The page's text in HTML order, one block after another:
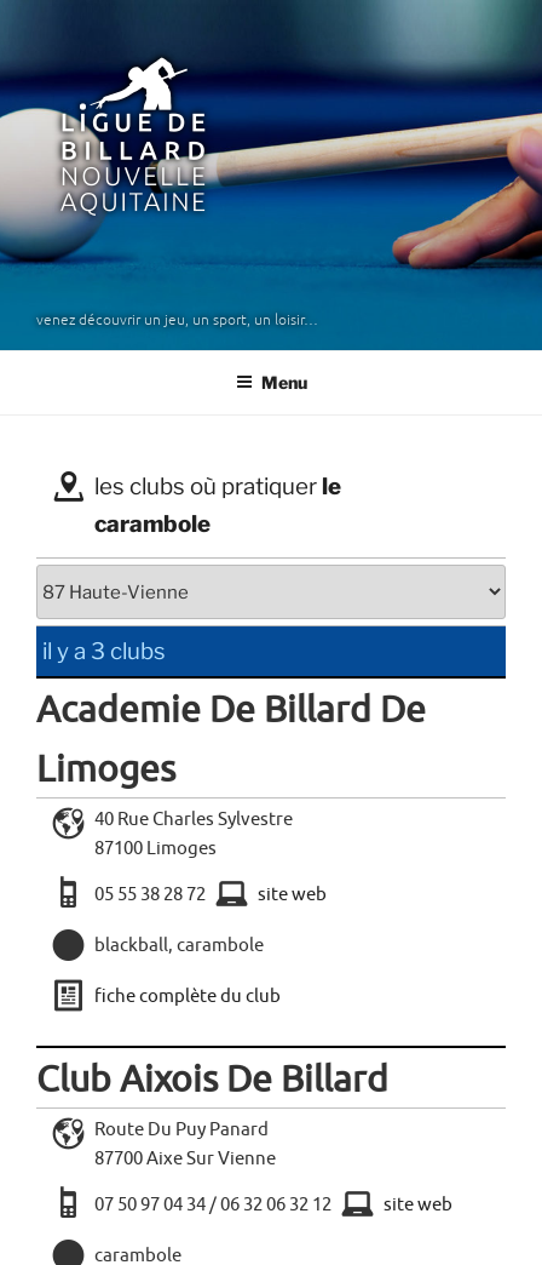
contenu
principal1
ligue de billard nouvelle
venez découvrir un jeu, un sport, un loisir…
Menu
€ les clubs où pratiquerle
carambole
il y a 3 clubs
Academie De Billard De
Limoges
L 40 Rue Charles Sylvestre
87100 Limoges
a 05 55 38 28 72 x site web
, blackball, carambole
j fiche complète du club
Club Aixois De Billard
L Route Du Puy Panard
87700 Aixe Sur Vienne
a 07 50 97 04 34 / 06 32 06 32 12 x site web
carambole